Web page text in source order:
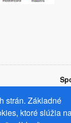
strán. Základné
ktoré slúžia